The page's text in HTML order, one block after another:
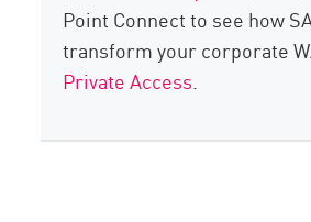
Point Connect to see how
transform your corporate
Private Access.